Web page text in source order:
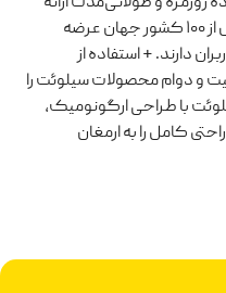
می‌دهد. + عینک‌های سیلوئت در بیش از ۱۰۰ کشور جهان عرضه
دارند. + استفاده از
و دوام محصولات سیلوئت را
با طراحی ارگونومیک،
کامل را به ارمغان